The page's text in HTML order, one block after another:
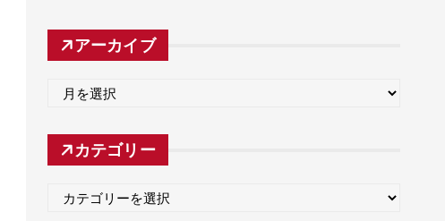
アーカイブ
カ
イ
カテゴリー